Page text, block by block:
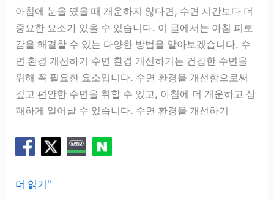
가
지
아침에 눈을 떴을 때 개운하지 않다면, 수면 시간보다 더
중요한 요소가 있을 수 있습니다. 이 글에서는 아침 피로
감을 해결할 수 있는 다양한 방법을 알아보겠습니다. 수
면 환경 개선하기 수면 환경 개선하기는 건강한 수면을
위해 꼭 필요한 요소입니다. 수면 환경을 개선함으로써
깊고 편안한 수면을 취할 수 있고, 아침에 더 개운하고 상
쾌하게 일어날 수 있습니다. 수면 환경을 개선하기
아
더 읽기"